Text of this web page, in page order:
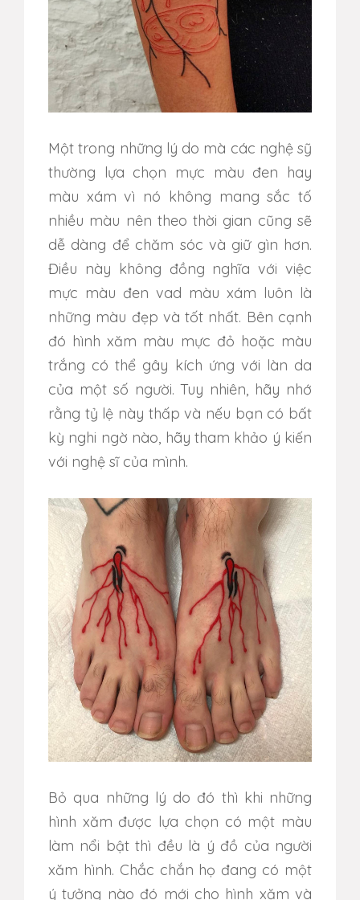
Một trong những lý do mà các nghệ sỹ
thường lựa chọn mực màu đen hay
màu xám vì nó không mang sắc tố
nhiều màu nên theo thời gian cũng sẽ
dễ dàng để chăm sóc và giữ gìn hơn.
Điều này không đồng nghĩa với việc
mực màu đen vad màu xám luôn là
những màu đẹp và tốt nhất. Bên cạnh
đó hình xăm màu mực đỏ hoặc màu
trắng có thể gây kích ứng với làn da
của một số người.Tuy nhiên, hãy nhớ
rằng tỷ lệ này thấp và nếu bạn có bất
kỳ nghi ngờ nào, hãy tham khảo ý kiến
​​với nghệ sĩ của mình.
Bỏ qua những lý do đó thì khi những
hình xăm được lựa chọn có một màu
làm nổi bật thì đều là ý đồ của người
xăm hình. Chắc chắn họ đang có một
ý tưởng nào đó mới cho hình xăm và